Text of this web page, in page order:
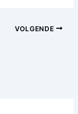
VOLGENDE